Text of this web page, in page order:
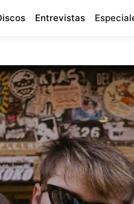
Entrevistas